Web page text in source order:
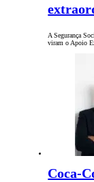
A Segurança
viram o Apoio
Coca-